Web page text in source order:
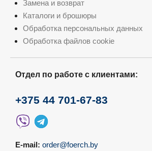
Замена и возврат
Каталоги и брошюры
Обработка персональных данных
Обработка файлов cookie
Отдел по работе с клиентами:
+375 44 701-67-83
E-mail: order@foerch.by